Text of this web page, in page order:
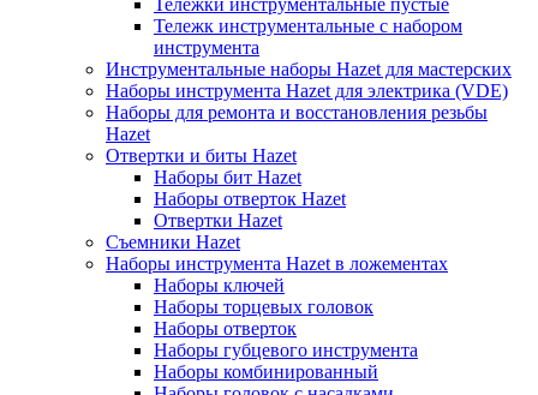
Тележки инструментальные пустые
Тележк инструментальные с набором
инструмента
Инструментальные наборы Hazet для мастерских
Наборы инструмента Hazet для электрика (VDE)
Наборы для ремонта и восстановления резьбы
Hazet
Отвертки и биты Hazet
Наборы бит Hazet
Наборы отверток Hazet
Отвертки Hazet
Съемники Hazet
Наборы инструмента Hazet в ложементах
Наборы ключей
Наборы торцевых головок
Наборы отверток
Наборы губцевого инструмента
Наборы комбинированный